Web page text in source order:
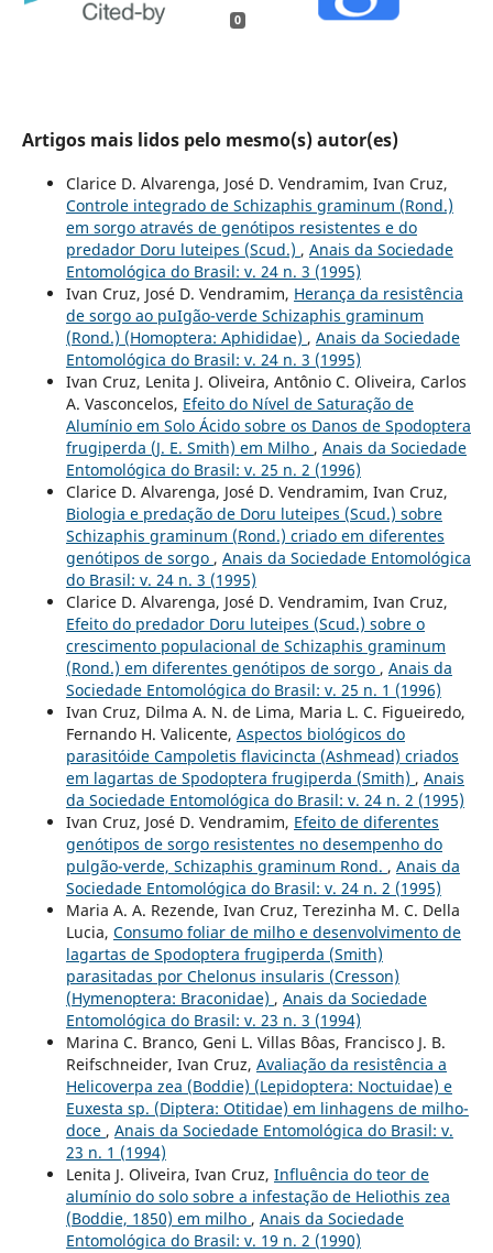
0
Artigos mais lidos pelo mesmo(s) autor(es)
Clarice D. Alvarenga, José D. Vendramim, Ivan Cruz,
Controle integrado de Schizaphis graminum (Rond.)
em sorgo através de genótipos resistentes e do
predador Doru luteipes (Scud.) , Anais da Sociedade
Entomológica do Brasil: v. 24 n. 3 (1995)
Ivan Cruz, José D. Vendramim, Herança da resistência
de sorgo ao puIgão-verde Schizaphis graminum
(Rond.) (Homoptera: Aphididae) , Anais da Sociedade
Entomológica do Brasil: v. 24 n. 3 (1995)
Ivan Cruz, Lenita J. Oliveira, Antônio C. Oliveira, Carlos
A. Vasconcelos, Efeito do Nível de Saturação de
Alumínio em Solo Ácido sobre os Danos de Spodoptera
frugiperda (J. E. Smith) em Milho , Anais da Sociedade
Entomológica do Brasil: v. 25 n. 2 (1996)
Clarice D. Alvarenga, José D. Vendramim, Ivan Cruz,
Biologia e predação de Doru luteipes (Scud.) sobre
Schizaphis graminum (Rond.) criado em diferentes
genótipos de sorgo , Anais da Sociedade Entomológica
do Brasil: v. 24 n. 3 (1995)
Clarice D. Alvarenga, José D. Vendramim, Ivan Cruz,
Efeito do predador Doru luteipes (Scud.) sobre o
crescimento populacional de Schizaphis graminum
(Rond.) em diferentes genótipos de sorgo , Anais da
Sociedade Entomológica do Brasil: v. 25 n. 1 (1996)
Ivan Cruz, Dilma A. N. de Lima, Maria L. C. Figueiredo,
Fernando H. Valicente, Aspectos biológicos do
parasitóide Campoletis flavicincta (Ashmead) criados
em lagartas de Spodoptera frugiperda (Smith) , Anais
da Sociedade Entomológica do Brasil: v. 24 n. 2 (1995)
Ivan Cruz, José D. Vendramim, Efeito de diferentes
genótipos de sorgo resistentes no desempenho do
pulgão-verde, Schizaphis graminum Rond. , Anais da
Sociedade Entomológica do Brasil: v. 24 n. 2 (1995)
Maria A. A. Rezende, Ivan Cruz, Terezinha M. C. Della
Lucia, Consumo foliar de milho e desenvolvimento de
lagartas de Spodoptera frugiperda (Smith)
parasitadas por Chelonus insularis (Cresson)
(Hymenoptera: Braconidae) , Anais da Sociedade
Entomológica do Brasil: v. 23 n. 3 (1994)
Marina C. Branco, Geni L. Villas Bôas, Francisco J. B.
Reifschneider, Ivan Cruz, Avaliação da resistência a
Helicoverpa zea (Boddie) (Lepidoptera: Noctuidae) e
Euxesta sp. (Diptera: Otitidae) em linhagens de milho-
doce , Anais da Sociedade Entomológica do Brasil: v.
23 n. 1 (1994)
Lenita J. Oliveira, Ivan Cruz, Influência do teor de
alumínio do solo sobre a infestação de Heliothis zea
(Boddie, 1850) em milho , Anais da Sociedade
Entomológica do Brasil: v. 19 n. 2 (1990)